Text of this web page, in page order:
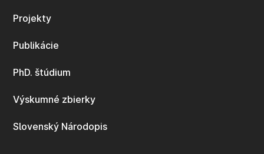
Projekty
Publikácie
PhD. štúdium
Výskumné zbierky
Slovenský Národopis